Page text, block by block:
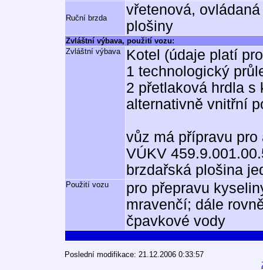
Ruční brzda
vřetenová,
plošiny
Zvláštní výbava, použití vozu:
Zvláštní výbava
Kotel (údaje platí
1 technologický
2 přetlaková hrdla s
alternativně vnitřní
vůz má přípravu
VÚKV
brzdařská plošina
Použití vozu
pro přepravu
mravenčí; dále
čpavkové vody
Poslední modifikace: 21.12.2006 0:33:57